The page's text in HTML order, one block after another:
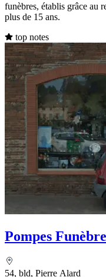
funèbres, établis grâce au
plus de 15 ans.
top notes
Pompes
54, bld, Pierre Alard